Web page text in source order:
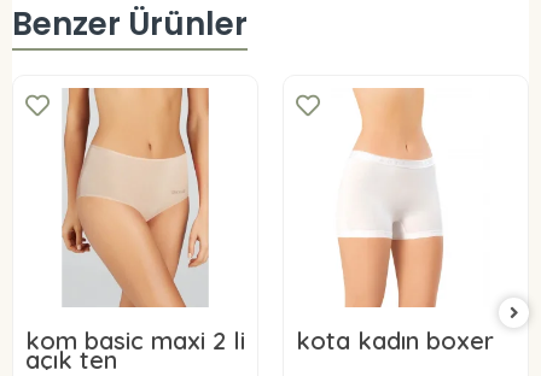
Benzer Ürünler
kom basic maxi 2 li
açık ten
kota kadın boxer